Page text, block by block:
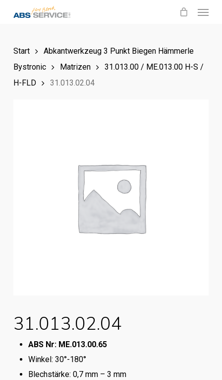
content
Start
Abkantwerkzeug 3 Punkt Biegen Hämmerle
Bystronic
Matrizen
31.013.00 / ME.013.00 H-S /
H-FLD
31.013.02.04
31.013.02.04
ABS Nr: ME.013.00.65
Winkel: 30°-180°
Blechstärke: 0,7 mm – 3 mm